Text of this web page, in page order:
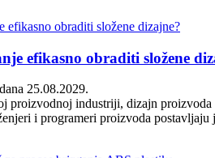
efikasno obraditi složene
25.08.2029.
proizvodnoj industriji, dizajn
i programeri proizvoda